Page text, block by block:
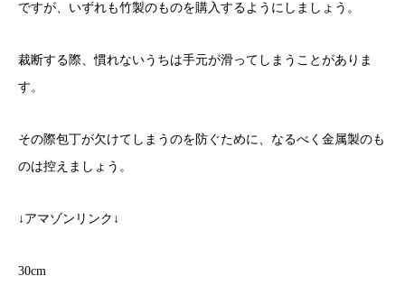
ですが、いずれも竹製のものを購入するようにしましょう。
裁断する際、慣れないうちは手元が滑ってしまうことがありま
す。
その際包丁が欠けてしまうのを防ぐために、なるべく金属製のも
のは控えましょう。
↓アマゾンリンク↓
30cm